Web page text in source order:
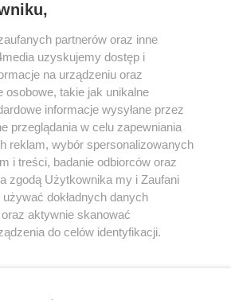
+48 52 5812666
Regulamin
Kontakt
Ogłoszenia Katalog firm
się do newslettera
ludzi najlepiej poinformowanych!
Zapisz się »
partnerów oraz inne
uzyskujemy dostęp i
na urządzeniu oraz
osobowe, takie jak unikalne
informacje wysyłane przez
przeglądania w celu zapewniania
reklam, wybór spersonalizowanych
i treści, badanie odbiorców oraz
zgodą Użytkownika my i Zaufani
dokładnych danych
aktywnie skanować
do celów identyfikacji.